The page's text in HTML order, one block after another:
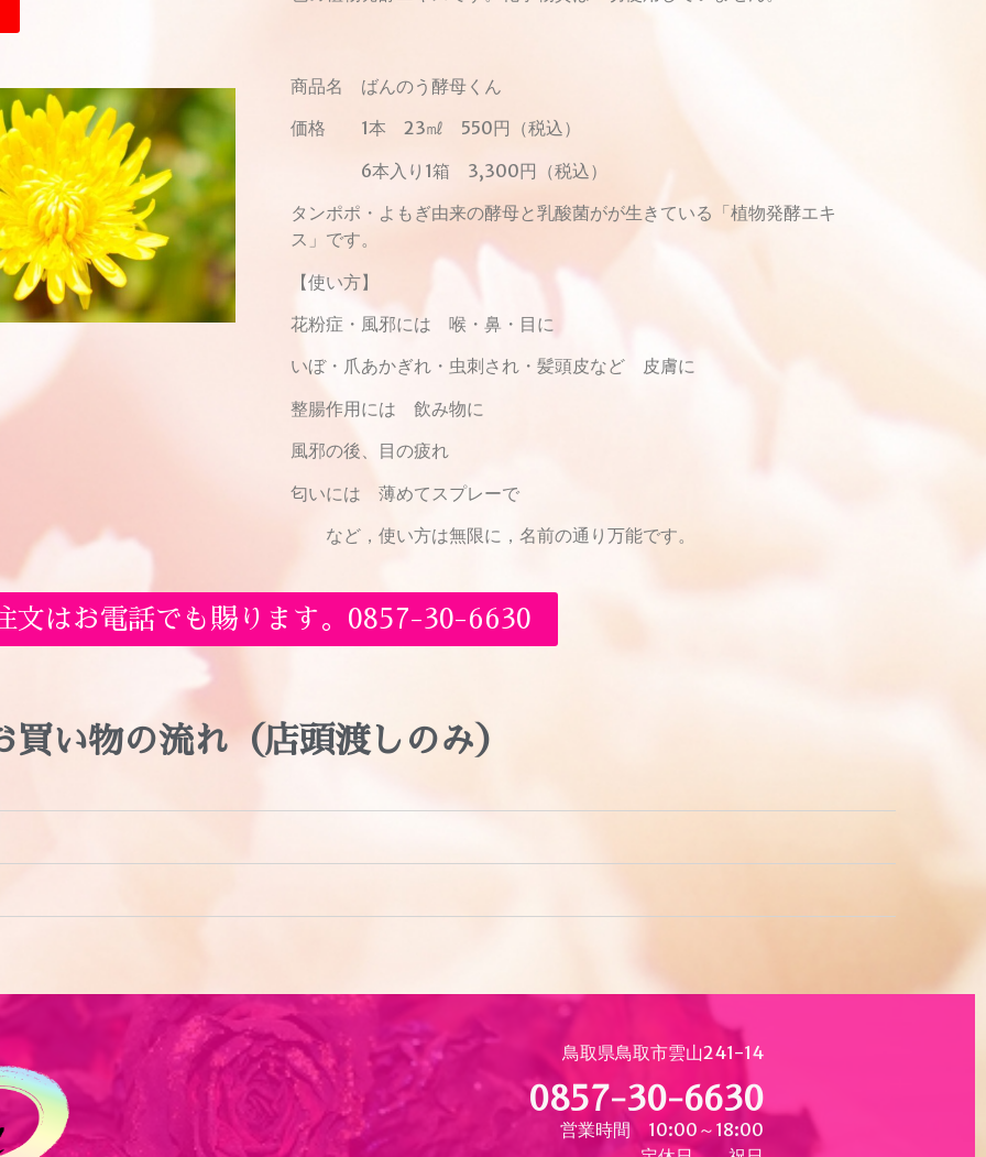
商品名 ばんのう酵母くん
価格 1本 23㎖ 550円（税込）
6本入り1箱 3,300円（税込）
タンポポ・よもぎ由来の酵母と乳酸菌がが生きている「植物発酵エキ
ス」です。
【使い方】
花粉症・風邪には 喉・鼻・目に
いぼ・爪あかぎれ・虫刺され・髪頭皮など 皮膚に
整腸作用には 飲み物に
風邪の後、目の疲れ
匂いには 薄めてスプレーで
など，使い方は無限に，名前の通り万能です。
文はお電話でも賜ります。0857-30-6630
買い物の流れ（店頭渡しのみ）
鳥取県鳥取市雲山241-14
0857-30-6630
営業時間 10:00～18:00